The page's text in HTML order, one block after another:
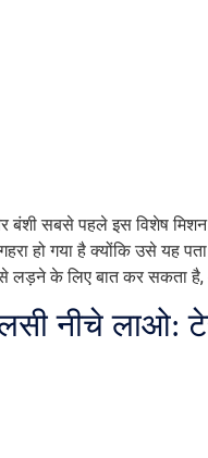
सबसे पहले इस विशेष मिशन
हो गया है क्योंकि उसे यह
लड़ने के लिए बात कर सकता
नीचे लाओ: